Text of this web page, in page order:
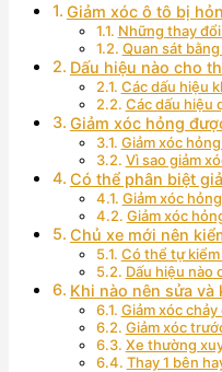
Giảm xóc ô tô bị
Những thay
Quan sát
Dấu hiệu nào cho
Các dấu hiệu
Các dấu hiệu
Giảm xóc hỏng
Giảm xóc
Vì sao giảm
Có thể phân biệt
Giảm xóc
Giảm xóc
Chủ xe mới nên
Có thể tự
Dấu hiệu nào
Khi nào nên sửa
Giảm xóc
Giảm xóc
Xe thường
Thay 1 bên